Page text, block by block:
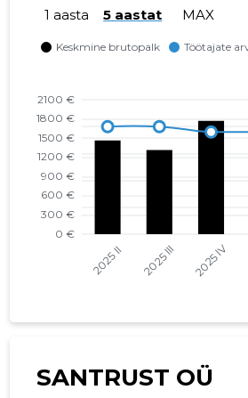
1 aasta 5 aastat MAX
SANTRUST OÜ